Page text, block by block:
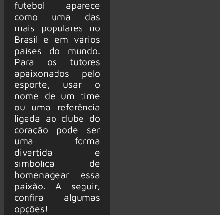
futebol aparece
como uma das
mais populares no
Brasil e em vários
países do mundo.
Para os tutores
apaixonados pelo
esporte, usar o
nome de um time
ou uma referência
ligada ao clube do
coração pode ser
uma forma
divertida e
simbólica de
homenagear essa
paixão. A seguir,
confira algumas
opções!